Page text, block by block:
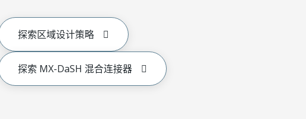
探索区域设计策略
探索 MX-DaSH 混合连接器